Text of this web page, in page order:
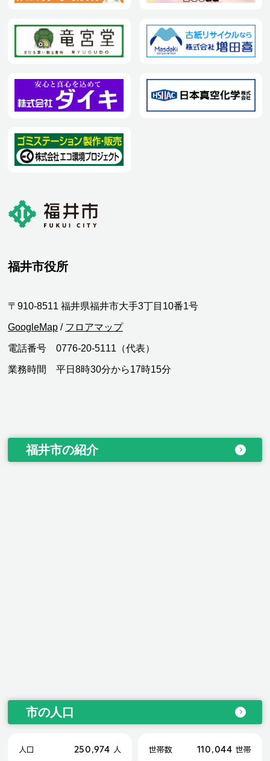
福井市役所
〒910-8511 福井県福井市大手3丁目10番1号
GoogleMap / フロアマップ
電話番号 0776-20-5111（代表）
業務時間 平日8時30分から17時15分
福井市の紹介
市の人口
人口 250,974 人 世帯数 110,044 世帯